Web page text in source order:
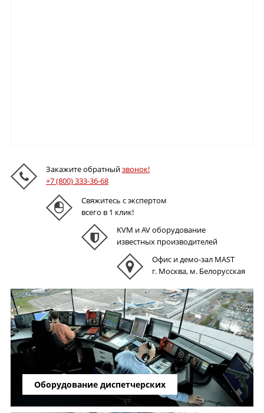
Закажите обратныйзвонок!
+7 (800) 333-36-68
Свяжитесь с экспертом
всего в 1 клик!
KVM и AV оборудование
известных производителей
Офис и демо-зал MAST
г. Москва, м. Белорусская
Оборудование диспетчерских